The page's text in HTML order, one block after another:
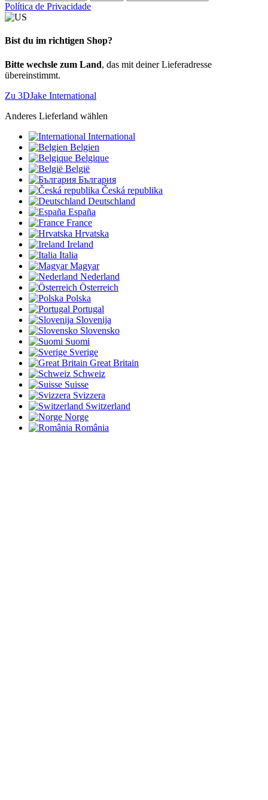
Política de Privacidade
Bist du im richtigen Shop?
Bitte wechsle zum Land, das mit deiner Lieferadresse
übereinstimmt.
Zu 3DJake International
Anderes Lieferland wählen
International
Belgien
Belgique
België
България
Česká republika
Deutschland
España
France
Hrvatska
Ireland
Italia
Magyar
Nederland
Österreich
Polska
Portugal
Slovenija
Slovensko
Suomi
Sverige
Great Britain
Schweiz
Suisse
Svizzera
Switzerland
Norge
România